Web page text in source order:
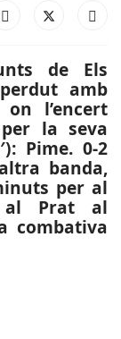
de Els
amb
l’encert
la seva
Pime. 0-2
banda,
per al
Prat al
combativa